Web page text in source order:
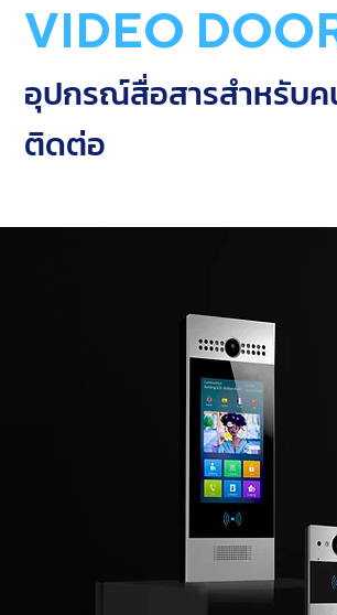
VIDEO
อุปกรณ์สื่อสารสำหรับ
ติดต่อ